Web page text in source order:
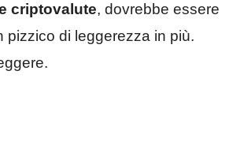
criptovalute, dovrebbe essere
pizzico di leggerezza in più.